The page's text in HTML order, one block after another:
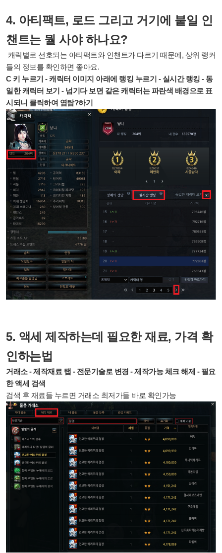
4. 아티팩트, 로드 그리고 거기에 붙일 인
챈트는 뭘 사야 하나요?
캐릭별로 선호되는 아티팩트와 인챈트가 다르기 때문에, 상위 랭커
들의 정보를 확인하면 좋아요.
C 키 누르기 - 캐릭터 이미지 아래에 랭킹 누르기 - 실시간 랭킹 - 동
일한 캐릭터 보기 - 넘기다 보면 같은 캐릭터는 파란색 배경으로 표
시되니 클릭하여 염탐?하기
5. 액세 제작하는데 필요한 재료, 가격 확
인하는법
거래소 - 제작재료 탭 - 전문기술로 변경 - 제작가능 체크 해제 - 필요
한 액세 검색
검색 후 재료들 누르면 거래소 최저가들 바로 확인가능